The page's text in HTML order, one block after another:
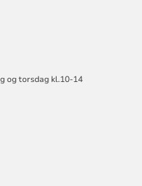
og torsdag kl.10-14